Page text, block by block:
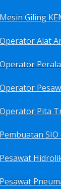
Giling